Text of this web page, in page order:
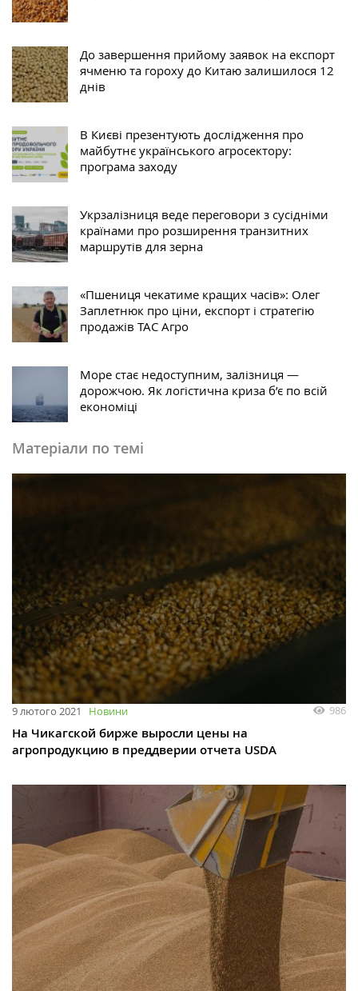
До завершення прийому заявок на експорт
ячменю та гороху до Китаю залишилося 12
днів
В Києві презентують дослідження про
майбутнє українського агросектору:
програма заходу
Укрзалізниця веде переговори з сусідніми
країнами про розширення транзитних
маршрутів для зерна
«Пшениця чекатиме кращих часів»: Олег
Заплетнюк про ціни, експорт і стратегію
продажів ТАС Агро
Море стає недоступним, залізниця —
дорожчою. Як логістична криза б’є по всій
економіці
Матеріали по темі
9 лютого 2021 Новини 986
На Чикагской бирже выросли цены на
агропродукцию в преддверии отчета USDA